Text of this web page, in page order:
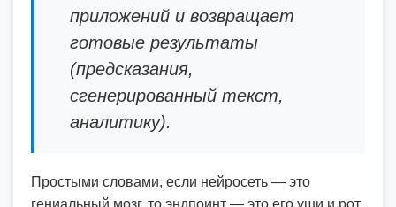
приложений и возвращает
готовые результаты
(предсказания,
сгенерированный текст,
аналитику).
Простыми словами, если нейросеть — это
гениальный мозг, то эндпоинт — это его уши и рот.